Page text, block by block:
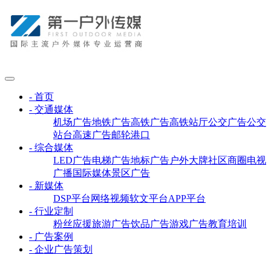
- 首页
- 交通媒体
机场广告地铁广告高铁广告高铁站厅公交广告公交
站台高速广告邮轮港口
- 综合媒体
LED广告电梯广告地标广告户外大牌社区商圈电视
广播国际媒体景区广告
- 新媒体
DSP平台 网络视频软文平台APP平台
- 行业定制
粉丝应援旅游广告饮品广告游戏广告教育培训
- 广告案例
- 企业广告策划